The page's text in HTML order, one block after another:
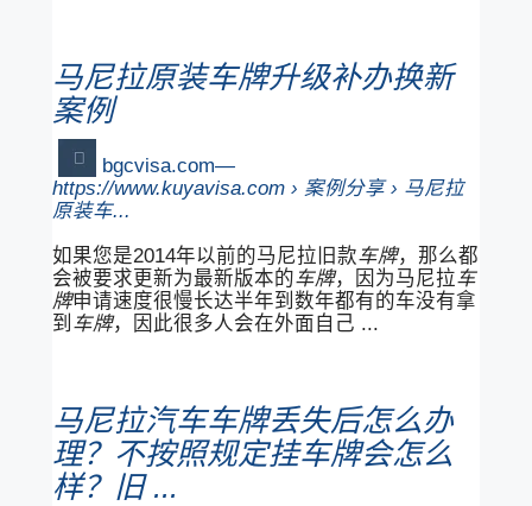
马尼拉原装车牌升级补办换新
案例
bgcvisa.com
https://www.kuyavisa.com › 案例分享 › 马尼拉
原装车...
如果您是2014年以前的马尼拉旧款车牌，那么都
会被要求更新为最新版本的车牌，因为马尼拉车
牌申请速度很慢长达半年到数年都有的车没有拿
到 车牌，因此很多人会在外面自己 ...
马尼拉汽车车牌丢失后怎么办
理？不按照规定挂车牌会怎么
样？旧 ...